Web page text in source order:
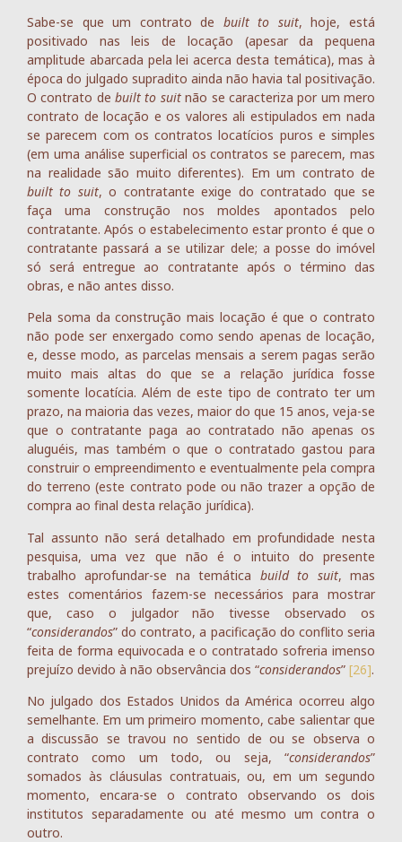
Sabe-se que um contrato de built to suit, hoje, está
positivado nas leis de locação (apesar da pequena
amplitude abarcada pela lei acerca desta temática), mas à
época do julgado supradito ainda não havia tal positivação.
O contrato debuilt to suitnão se caracteriza por um mero
contrato de locação e os valores ali estipulados em nada
se parecem com os contratos locatícios puros e simples
(em uma análise superficial os contratos se parecem, mas
na realidade são muito diferentes). Em um contrato de
built to suit, o contratante exige do contratado que se
faça uma construção nos moldes apontados pelo
contratante. Após o estabelecimento estar pronto é que o
contratante passará a se utilizar dele; a posse do imóvel
só será entregue ao contratante após o término das
obras, e não antes disso.
Pela soma da construção mais locação é que o contrato
não pode ser enxergado como sendo apenas de locação,
e, desse modo, as parcelas mensais a serem pagas serão
muito mais altas do que se a relação jurídica fosse
somente locatícia. Além de este tipo de contrato ter um
prazo, na maioria das vezes, maior do que 15 anos, veja-se
que o contratante paga ao contratado não apenas os
aluguéis, mas também o que o contratado gastou para
construir o empreendimento e eventualmente pela compra
do terreno (este contrato pode ou não trazer a opção de
compra ao final desta relação jurídica).
Tal assunto não será detalhado em profundidade nesta
pesquisa, uma vez que não é o intuito do presente
trabalho aprofundar-se na temática build to suit, mas
estes comentários fazem-se necessários para mostrar
que, caso o julgador não tivesse observado os
“considerandos” do contrato, a pacificação do conflito seria
feita de forma equivocada e o contratado sofreria imenso
prejuízo devido à não observância dos “considerandos” [26].
No julgado dos Estados Unidos da América ocorreu algo
semelhante. Em um primeiro momento, cabe salientar que
a discussão se travou no sentido de ou se observa o
contrato como um todo, ou seja, “considerandos”
somados às cláusulas contratuais, ou, em um segundo
momento, encara-se o contrato observando os dois
institutos separadamente ou até mesmo um contra o
outro.